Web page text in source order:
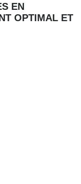
EN
OPTIMAL ET